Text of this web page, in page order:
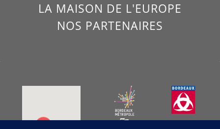
LA MAISON DE L'EUROPE
NOS PARTENAIRES